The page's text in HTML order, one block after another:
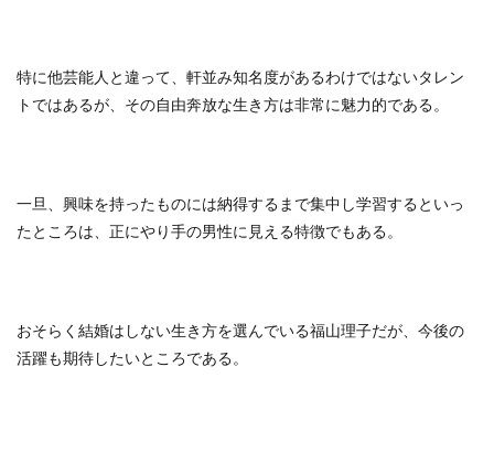
特に他芸能人と違って、軒並み知名度があるわけではないタレン
トではあるが、その自由奔放な生き方は非常に魅力的である。
一旦、興味を持ったものには納得するまで集中し学習するといっ
たところは、正にやり手の男性に見える特徴でもある。
おそらく結婚はしない生き方を選んでいる福山理子だが、今後の
活躍も期待したいところである。